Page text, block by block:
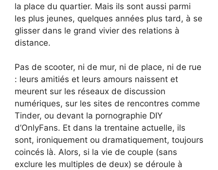
la place du quartier. Mais ils sont aussi parmi
les plus jeunes, quelques années plus tard, à se
glisser dans le grand vivier des relations à
distance.
Pas de scooter, ni de mur, ni de place, ni de rue
: leurs amitiés et leurs amours naissent et
meurent sur les réseaux de discussion
numériques, sur les sites de rencontres comme
Tinder, ou devant la pornographie DIY
d’OnlyFans. Et dans la trentaine actuelle, ils
sont, ironiquement ou dramatiquement, toujours
coincés là. Alors, si la vie de couple (sans
exclure les multiples de deux) se déroule à